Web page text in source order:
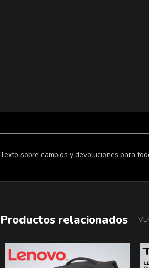
Texto sobre cambios y devoluciones para
Productos relacionados